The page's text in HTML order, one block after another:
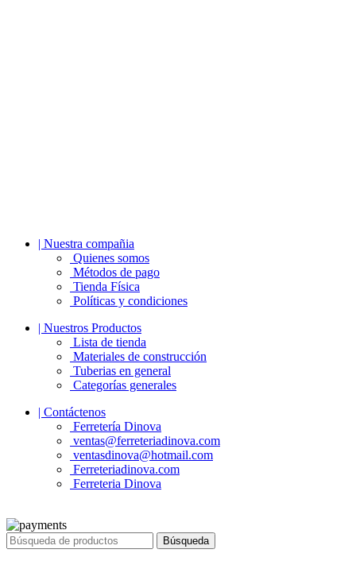
| Nuestra compañia
Quienes somos
Métodos de pago
Tienda Física
Políticas y condiciones
| Nuestros Productos
Lista de tienda
Materiales de construcción
Tuberias en general
Categorías generales
| Contáctenos
Ferretería Dinova
ventas@ferreteriadinova.com
ventasdinova@hotmail.com
Ferreteriadinova.com
Ferreteria Dinova
Búsqueda